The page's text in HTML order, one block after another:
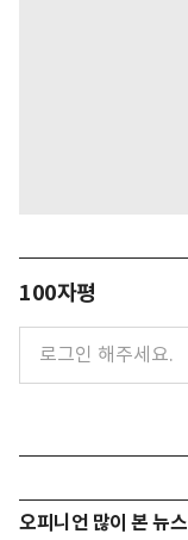
100자평
오피니언 많이 본 뉴스